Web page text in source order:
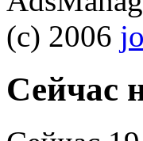
(c) 2006
Сейчас